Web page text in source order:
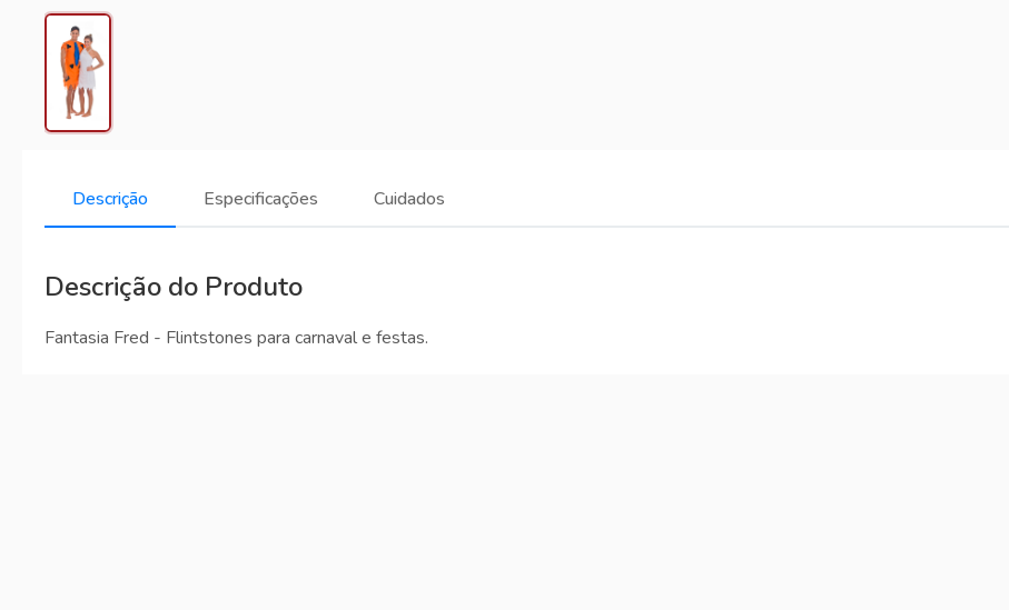
Descrição Especificações Cuidados
Descrição do Produto
Fantasia Fred - Flintstones para carnaval e festas.